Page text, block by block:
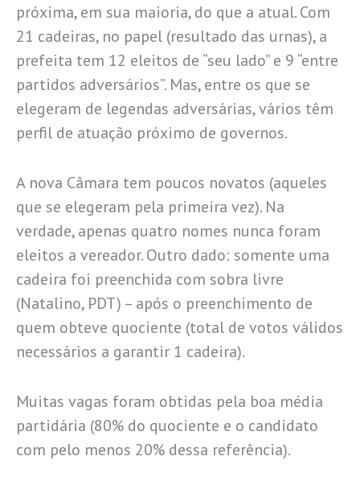
próxima, em sua maioria, do que a atual. Com
21 cadeiras, no papel (resultado das urnas), a
prefeita tem 12 eleitos de “seu lado” e 9 “entre
partidos adversários”. Mas, entre os que se
elegeram de legendas adversárias, vários têm
perfil de atuação próximo de governos.
A nova Câmara tem poucos novatos (aqueles
que se elegeram pela primeira vez). Na
verdade, apenas quatro nomes nunca foram
eleitos a vereador. Outro dado: somente uma
cadeira foi preenchida com sobra livre
(Natalino, PDT) – após o preenchimento de
quem obteve quociente (total de votos válidos
necessários a garantir 1 cadeira).
Muitas vagas foram obtidas pela boa média
partidária (80% do quociente e o candidato
com pelo menos 20% dessa referência).